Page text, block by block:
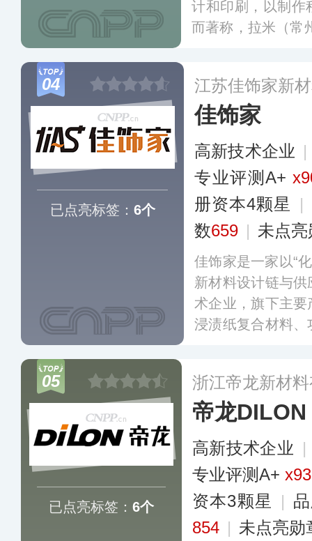
计和印刷，以制作
而著称，拉米（常
04
已点亮标签： 6个
江苏佳饰家新
佳饰家
高新技术企业 |
专业评测A+
册资本4颗星
|
数659 | 未点亮
佳饰家是一家以“
新材料设计链与
术企业，旗下主
浸渍纸复合材料
间领域。更多
05
已点亮标签： 6个
浙江帝龙新材
帝龙DILON
高新技术企业 |
专业评测A+ x93
资本3颗星
|
854 | 未点亮勋